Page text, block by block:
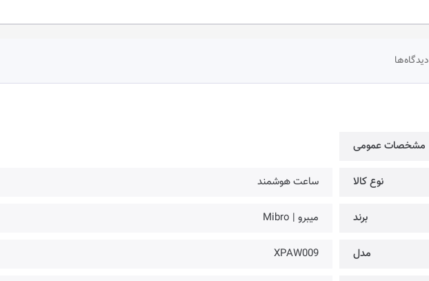
دیدگاه‌ها
مشخصات عمومی
نوع کالا ساعت هوشمند
برند میبرو | Mibro
مدل XPAW009